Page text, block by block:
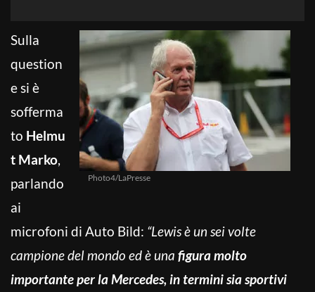
Photo4/LaPresse
Sulla
question
e si è
sofferma
to Helmu
t Marko,
parlando
ai
microfoni di Auto Bild: “Lewis è un sei volte
campione del mondo ed è una figura molto
importante per la Mercedes, in termini sia sportivi